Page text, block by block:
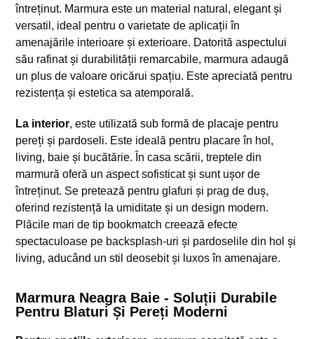
întreținut. Marmura este un material natural, elegant și
versatil, ideal pentru o varietate de aplicații în
amenajările interioare și exterioare. Datorită aspectului
său rafinat și durabilității remarcabile, marmura adaugă
un plus de valoare oricărui spațiu. Este apreciată pentru
rezistența și estetica sa atemporală.
La interior, este utilizată sub formă de placaje pentru
pereți și pardoseli. Este ideală pentru placare în hol,
living, baie și bucătărie. În casa scării, treptele din
marmură oferă un aspect sofisticat și sunt ușor de
întreținut. Se pretează pentru glafuri și prag de duș,
oferind rezistență la umiditate și un design modern.
Plăcile mari de tip bookmatch creează efecte
spectaculoase pe backsplash-uri și pardoselile din hol și
living, aducând un stil deosebit și luxos în amenajare.
Marmura Neagra Baie - Soluții Durabile
Pentru Blaturi Și Pereți Moderni